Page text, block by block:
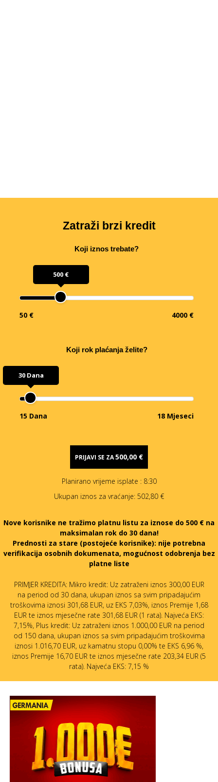
Zatraži brzi kredit
Koji iznos trebate?
500 €
50 € 4000 €
Koji rok plaćanja želite?
30 Dana
15 Dana 18 Mjeseci
PRIJAVI SE ZA500,00 €
Planirano vrijeme isplate : 8:30
Ukupan iznos za vraćanje: 502,80 €
Nove korisnike ne tražimo platnu listu za iznose do 500 € na
maksimalan rok do 30 dana!
Prednosti za stare (postojeće korisnike): nije potrebna
verifikacija osobnih dokumenata, mogućnost odobrenja bez
platne liste
PRIMJER KREDITA: Mikro kredit: Uz zatraženi iznos 300,00 EUR
na period od 30 dana, ukupan iznos sa svim pripadajućim
troškovima iznosi 301,68 EUR, uz EKS 7,03%, iznos Premije 1,68
EUR te iznos mjesečne rate 301,68 EUR (1 rata). Najveća EKS:
7,15%, Plus kredit: Uz zatraženi iznos 1.000,00 EUR na period
od 150 dana, ukupan iznos sa svim pripadajućim troškovima
iznosi 1.016,70 EUR, uz kamatnu stopu 0,00% te EKS 6,96 %,
iznos Premije 16,70 EUR te iznos mjesečne rate 203,34 EUR (5
rata). Najveća EKS: 7,15 %